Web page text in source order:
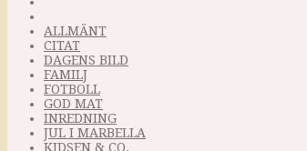
ALLMÄNT
CITAT
DAGENS BILD
FAMILJ
FOTBOLL
GOD MAT
INREDNING
JUL I MARBELLA
KIDSEN & CO.